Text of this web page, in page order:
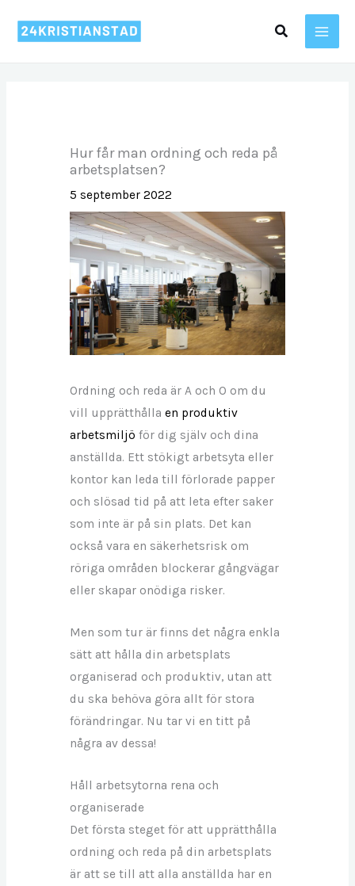
Sök
Hur får man ordning och reda på
arbetsplatsen?
5 september 2022
Ordning och reda är A och O om du
vill upprätthållaen produktiv
arbetsmiljö för dig själv och dina
anställda. Ett stökigt arbetsyta eller
kontor kan leda till förlorade papper
och slösad tid på att leta efter saker
som inte är på sin plats. Det kan
också vara en säkerhetsrisk om
röriga områden blockerar gångvägar
eller skapar onödiga risker.
Men som tur är finns det några enkla
sätt att hålla din arbetsplats
organiserad och produktiv, utan att
du ska behöva göra allt för stora
förändringar. Nu tar vi en titt på
några av dessa!
Håll arbetsytorna rena och
organiserade
Det första steget för att upprätthålla
ordning och reda på din arbetsplats
är att se till att alla anställda har en